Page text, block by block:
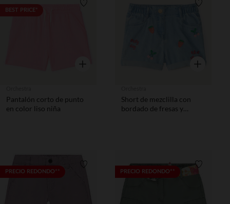
BEST PRICE*
Vista rápida
Pantalón corto de punto
en color liso niña
Vista rápida
Short de mezclilla con
bordado de fresas y
PRECIO REDONDO** Lista de requisitosPRECIO REDONDO** Lista de